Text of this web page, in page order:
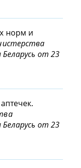
норм и
Беларусь от 23
Беларусь от 23